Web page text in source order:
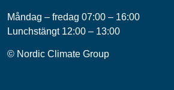
Måndag – fredag 07:00 – 16:00
Lunchstängt 12:00 – 13:00
© Nordic Climate Group